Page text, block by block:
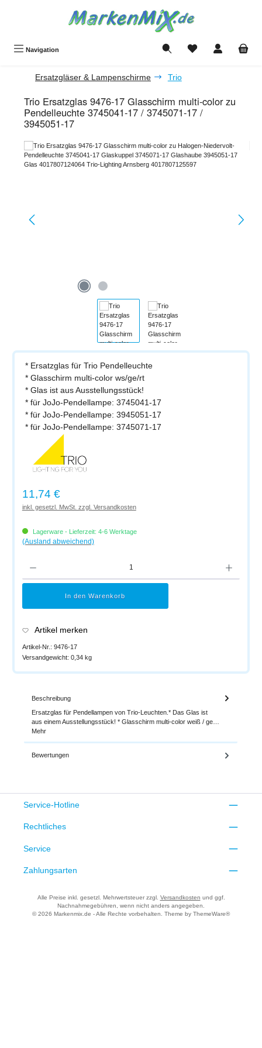
Navigation Du hast 0 Produkte
Ersatzgläser & Lampenschirme Trio
Trio Ersatzglas 9476-17 Glasschirm multi-color zu
Pendelleuchte 3745041-17 / 3745071-17 /
3945051-17
Bildergalerie überspringen
* Ersatzglas für Trio Pendelleuchte
* Glasschirm multi-color ws/ge/rt
* Glas ist aus Ausstellungsstück!
* für JoJo-Pendellampe: 3745041-17
* für JoJo-Pendellampe: 3945051-17
* für JoJo-Pendellampe: 3745071-17
Regulärer Preis:
11,74 €
inkl. gesetzl. MwSt. zzgl. Versandkosten
Lagerware - Lieferzeit: 4-6 Werktage
(Ausland abweichend)
In den Warenkorb
Artikel merken
Artikel-Nr.: 9476-17
Versandgewicht: 0,34 kg
Beschreibung
Ersatzglas für Pendellampen von Trio-Leuchten.* Das Glas ist
aus einem Ausstellungsstück! * Glasschirm multi-color weiß / ge…
Mehr
Bewertungen
Service-Hotline
Rechtliches
Service
Zahlungsarten
Alle Preise inkl. gesetzl. Mehrwertsteuer zzgl. Versandkosten und ggf.
Nachnahmegebühren, wenn nicht anders angegeben.
© 2026 Markenmix.de - Alle Rechte vorbehalten. Theme by ThemeWare®